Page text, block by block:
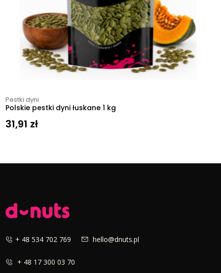
Pestki dyni
Polskie pestki dyni łuskane 1 kg
31,91 zł
+ 48 534 702 769 hello@dnuts.pl
+ 48 17 300 03 70